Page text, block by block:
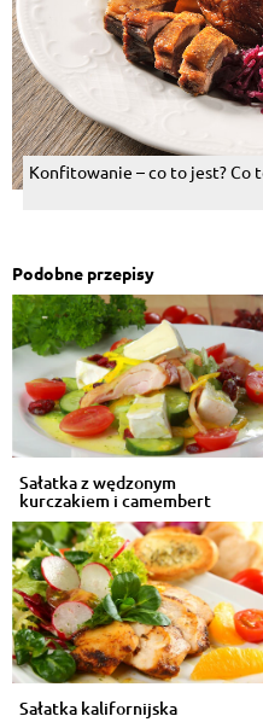
Konfitowanie – co to jest? Co
Podobne przepisy
Sałatka z wędzonym
kurczakiem i camembert
Sałatka kalifornijska